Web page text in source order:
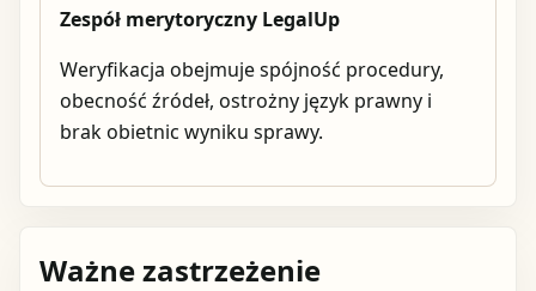
Zespół merytoryczny LegalUp
Weryfikacja obejmuje spójność procedury,
obecność źródeł, ostrożny język prawny i
brak obietnic wyniku sprawy.
Ważne zastrzeżenie